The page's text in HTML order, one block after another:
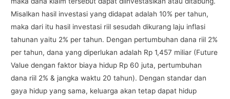
Misalkan hasil investasi yang didapat adalah 10% per tahun,
maka dari itu hasil investasi riil sesudah dikurang laju inflasi
tahunan yaitu 2% per tahun. Dengan pertumbuhan dana riil 2%
per tahun, dana yang diperlukan adalah Rp 1,457 miliar (Future
Value dengan faktor biaya hidup Rp 60 juta, pertumbuhan
dana riil 2% & jangka waktu 20 tahun). Dengan standar dan
gaya hidup yang sama, keluarga akan tetap dapat hidup